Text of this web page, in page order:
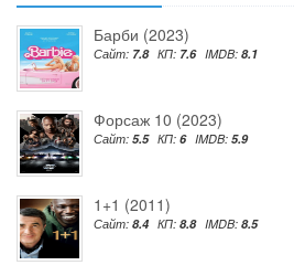
Барби (2023)
Сайт: 7.8 КП: 7.6 IMDB: 8.1
Форсаж 10 (2023)
Сайт: 5.5 КП: 6 IMDB: 5.9
1+1 (2011)
Сайт: 8.4 КП: 8.8 IMDB: 8.5